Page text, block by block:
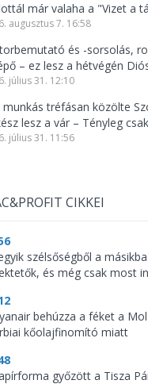
már valaha a "Vizet a
augusztus 7. 16:58
és -sorsolás,
– ez lesz a hétvégén
július 31. 12:10
munkás tréfásan közölte
lesz a vár – Tényleg
július 31. 11:56
CIKKEI
szélsőségből a
és még csak most
behúzza a féket a
kőolajfinomító miatt
győzött a Tisza